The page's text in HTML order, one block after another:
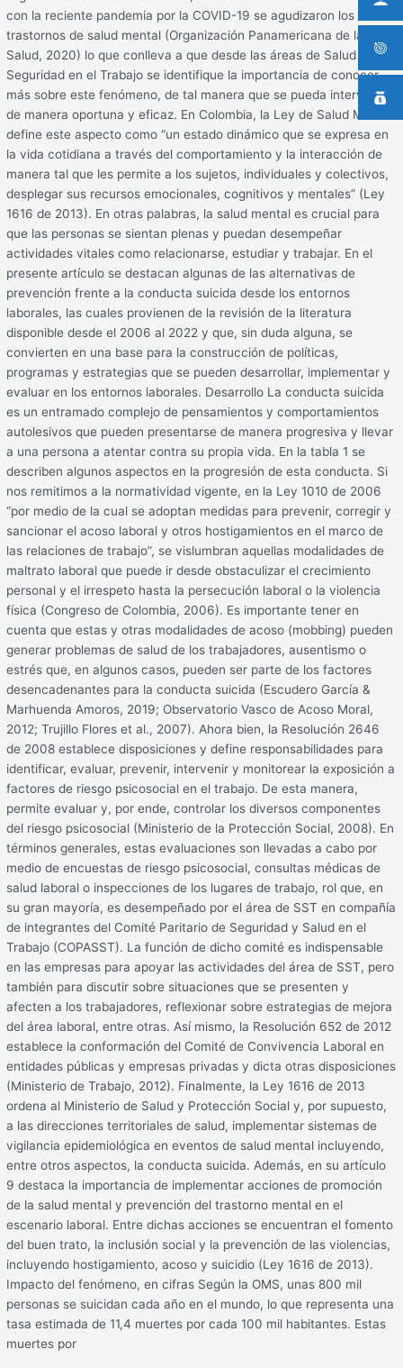
con la reciente pandemia por la COVID-19 se agudizaron los
trastornos de salud mental (Organización Panamericana de la
Salud, 2020) lo que conlleva a que desde las áreas de Salud y
Seguridad en el Trabajo se identifique la importancia de conocer
más sobre este fenómeno, de tal manera que se pueda intervenir
de manera oportuna y eficaz. En Colombia, la Ley de Salud Mental
define este aspecto como “un estado dinámico que se expresa en
la vida cotidiana a través del comportamiento y la interacción de
manera tal que les permite a los sujetos, individuales y colectivos,
desplegar sus recursos emocionales, cognitivos y mentales” (Ley
1616 de 2013). En otras palabras, la salud mental es crucial para
que las personas se sientan plenas y puedan desempeñar
actividades vitales como relacionarse, estudiar y trabajar. En el
presente artículo se destacan algunas de las alternativas de
prevención frente a la conducta suicida desde los entornos
laborales, las cuales provienen de la revisión de la literatura
disponible desde el 2006 al 2022 y que, sin duda alguna, se
convierten en una base para la construcción de políticas,
programas y estrategias que se pueden desarrollar, implementar y
evaluar en los entornos laborales. Desarrollo La conducta suicida
es un entramado complejo de pensamientos y comportamientos
autolesivos que pueden presentarse de manera progresiva y llevar
a una persona a atentar contra su propia vida. En la tabla 1 se
describen algunos aspectos en la progresión de esta conducta. Si
nos remitimos a la normatividad vigente, en la Ley 1010 de 2006
“por medio de la cual se adoptan medidas para prevenir, corregir y
sancionar el acoso laboral y otros hostigamientos en el marco de
las relaciones de trabajo”, se vislumbran aquellas modalidades de
maltrato laboral que puede ir desde obstaculizar el crecimiento
personal y el irrespeto hasta la persecución laboral o la violencia
física (Congreso de Colombia, 2006). Es importante tener en
cuenta que estas y otras modalidades de acoso (mobbing) pueden
generar problemas de salud de los trabajadores, ausentismo o
estrés que, en algunos casos, pueden ser parte de los factores
desencadenantes para la conducta suicida (Escudero García &
Marhuenda Amoros, 2019; Observatorio Vasco de Acoso Moral,
2012; Trujillo Flores et al., 2007). Ahora bien, la Resolución 2646
de 2008 establece disposiciones y define responsabilidades para
identificar, evaluar, prevenir, intervenir y monitorear la exposición a
factores de riesgo psicosocial en el trabajo. De esta manera,
permite evaluar y, por ende, controlar los diversos componentes
del riesgo psicosocial (Ministerio de la Protección Social, 2008). En
términos generales, estas evaluaciones son llevadas a cabo por
medio de encuestas de riesgo psicosocial, consultas médicas de
salud laboral o inspecciones de los lugares de trabajo, rol que, en
su gran mayoría, es desempeñado por el área de SST en compañía
de integrantes del Comité Paritario de Seguridad y Salud en el
Trabajo (COPASST). La función de dicho comité es indispensable
en las empresas para apoyar las actividades del área de SST, pero
también para discutir sobre situaciones que se presenten y
afecten a los trabajadores, reflexionar sobre estrategias de mejora
del área laboral, entre otras. Así mismo, la Resolución 652 de 2012
establece la conformación del Comité de Convivencia Laboral en
entidades públicas y empresas privadas y dicta otras disposiciones
(Ministerio de Trabajo, 2012). Finalmente, la Ley 1616 de 2013
ordena al Ministerio de Salud y Protección Social y, por supuesto,
a las direcciones territoriales de salud, implementar sistemas de
vigilancia epidemiológica en eventos de salud mental incluyendo,
entre otros aspectos, la conducta suicida. Además, en su artículo
9 destaca la importancia de implementar acciones de promoción
de la salud mental y prevención del trastorno mental en el
escenario laboral. Entre dichas acciones se encuentran el fomento
del buen trato, la inclusión social y la prevención de las violencias,
incluyendo hostigamiento, acoso y suicidio (Ley 1616 de 2013).
Impacto del fenómeno, en cifras Según la OMS, unas 800 mil
personas se suicidan cada año en el mundo, lo que representa una
tasa estimada de 11,4 muertes por cada 100 mil habitantes. Estas
muertes por